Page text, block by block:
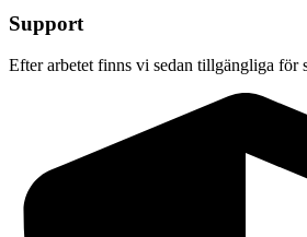
Support
Efter arbetet finns vi sedan tillgängliga för